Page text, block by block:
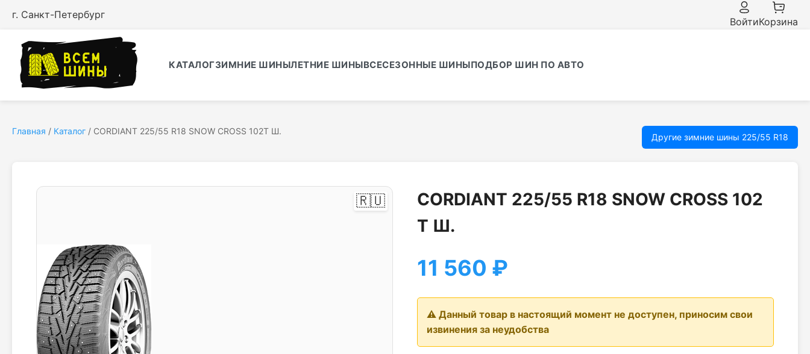
г. Санкт-Петербург
ВойтиКорзина
КАТАЛОГЗИМНИЕ ШИНЫЛЕТНИЕ ШИНЫВСЕСЕЗОННЫЕ ШИНЫПОДБОР ШИН ПО АВТО
Главная / Каталог / CORDIANT 225/55 R18 SNOW CROSS 102T Ш.
Другие зимние шины 225/55 R18
🇷🇺
CORDIANT 225/55 R18 SNOW CROSS 102
T Ш.
11 560 ₽
⚠️ Данный товар в настоящий момент не доступен, приносим свои
извинения за неудобства